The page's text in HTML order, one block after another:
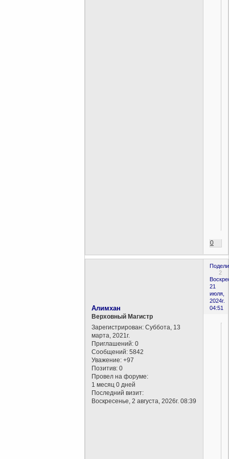
0
2
21
июля,
2024г.
04:51
Алимхан
Верховный Магистр
Зарегистрирован: Суббота, 13
марта, 2021г.
Приглашений: 0
Сообщений: 5842
Уважение: +97
Позитив: 0
Провел на форуме:
1 месяц 0 дней
Последний визит:
Воскресенье, 2 августа, 2026г. 08:39